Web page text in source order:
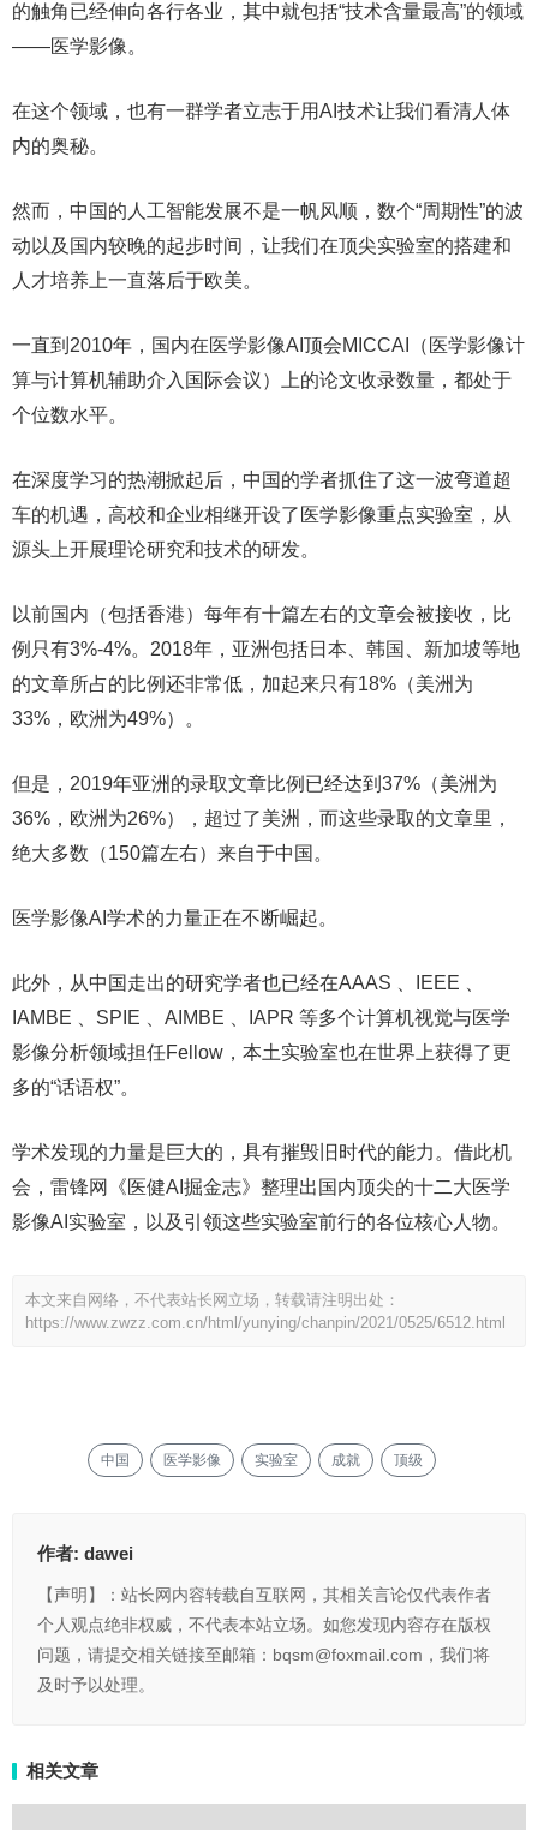
的触角已经伸向各行各业，其中就包括“技术含量最高”的领域
——医学影像。
在这个领域，也有一群学者立志于用AI技术让我们看清人体
内的奥秘。
然而，中国的人工智能发展不是一帆风顺，数个“周期性”的波
动以及国内较晚的起步时间，让我们在顶尖实验室的搭建和
人才培养上一直落后于欧美。
一直到2010年，国内在医学影像AI顶会MICCAI（医学影像计
算与计算机辅助介入国际会议）上的论文收录数量，都处于
个位数水平。
在深度学习的热潮掀起后，中国的学者抓住了这一波弯道超
车的机遇，高校和企业相继开设了医学影像重点实验室，从
源头上开展理论研究和技术的研发。
以前国内（包括香港）每年有十篇左右的文章会被接收，比
例只有3%-4%。2018年，亚洲包括日本、韩国、新加坡等地
的文章所占的比例还非常低，加起来只有18%（美洲为
33%，欧洲为49%）。
但是，2019年亚洲的录取文章比例已经达到37%（美洲为
36%，欧洲为26%），超过了美洲，而这些录取的文章里，
绝大多数（150篇左右）来自于中国。
医学影像AI学术的力量正在不断崛起。
此外，从中国走出的研究学者也已经在AAAS 、IEEE 、
IAMBE 、SPIE 、AIMBE 、IAPR 等多个计算机视觉与医学
影像分析领域担任Fellow，本土实验室也在世界上获得了更
多的“话语权”。
学术发现的力量是巨大的，具有摧毁旧时代的能力。借此机
会，雷锋网《医健AI掘金志》整理出国内顶尖的十二大医学
影像AI实验室，以及引领这些实验室前行的各位核心人物。
本文来自网络，不代表站长网立场，转载请注明出处：
https://www.zwzz.com.cn/html/yunying/chanpin/2021/0525/6512.html
中国 医学影像 实验室 成就 顶级
作者: dawei
【声明】：站长网内容转载自互联网，其相关言论仅代表作者
个人观点绝非权威，不代表本站立场。如您发现内容存在版权
问题，请提交相关链接至邮箱：bqsm@foxmail.com，我们将
及时予以处理。
相关文章